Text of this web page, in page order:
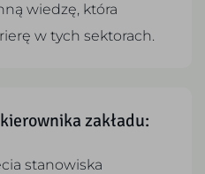
wiedzę, która
w tych sektorach.
zakładu:
stanowiska